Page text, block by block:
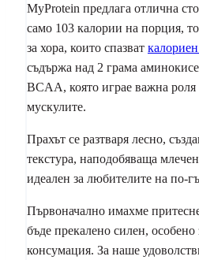
MyProtein предлага отлична
само 103 калории на порция,
за хора, които спазват
съдържа над 2 грама
BCAA, която играе важна роля
мускулите.
Прахът се разтваря лесно,
текстура, наподобяваща
идеален за любителите на по-
Първоначално имахме
бъде прекалено силен, особено
консумация. За наше